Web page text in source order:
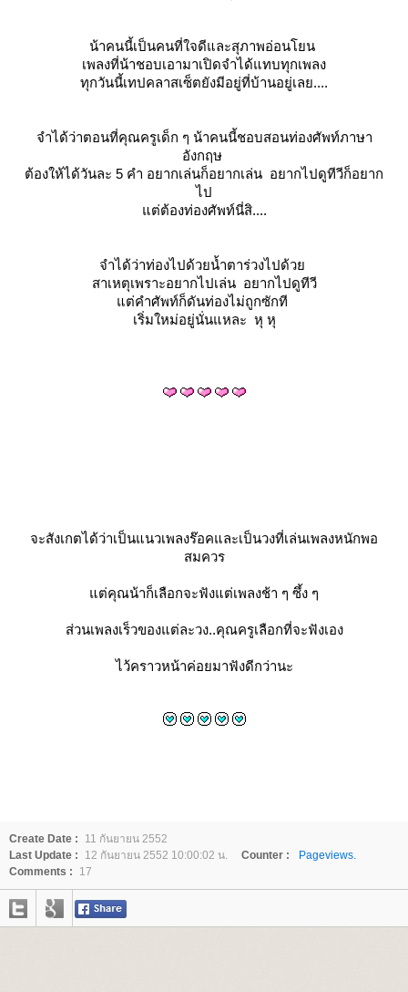
น้าคนนี้เป็นคนที่ใจดีและสุภาพอ่อนโยน
เพลงที่น้าชอบเอามาเปิดจำได้แทบทุกเพลง
ทุกวันนี้เทปคลาสเซ็ตยังมีอยู่ที่บ้านอยู่เลย....
จำได้ว่าตอนที่คุณครูเด็ก ๆ น้าคนนี้ชอบสอนท่องศัพท์ภาษา
อังกฤษ
ต้องให้ได้วันละ 5 คำ อยากเล่นก็อยากเล่น อยากไปดูทีวีก็อยาก
ไป
ต่ต้องท่องศัพท์นี่สิ....
จำได้ว่าท่องไปด้วยน้ำตาร่วงไปด้ว
สาเหตุเพราะอยากไปเล่น อยากไปดูทีวี
ต่คำศัพท์ก็ดันท่องไม่ถูกซักที
เริ่มใหม่อยู่นั่นแหละ หุ หุ
จะสังเกตได้ว่าเป็นแนวเพลงร๊อคและเป็นวงที่เล่นเพลงหนักพอ
สมควร
ต่คุณน้าก็เลือกจะฟังแต่เพลงช้า ๆ ซึ้ง ๆ
ส่วนเพลงเร็วของแต่ละวง..คุณครูเลือกที่จะฟังเอง
ไว้คราวหน้าค่อยมาฟังดีกว่านะ
Create Date :
11 กันยายน 2552
Last Update :
12 กันยายน 2552 10:00:02 น. Counter :
Pageviews.
Comments :
17